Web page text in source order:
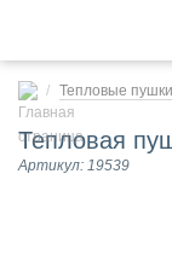
Тепловые пушки
Тепловая
Артикул: 19539